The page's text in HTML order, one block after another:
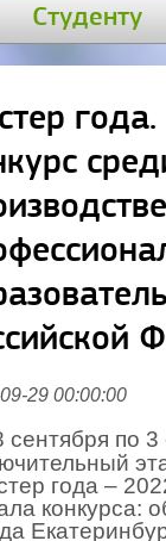
Студенту
года.
29 00:00:00
сентября по 3
года –
конкурса: